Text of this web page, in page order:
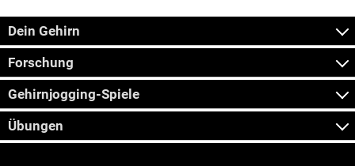
Dein Gehirn
Forschung
Gehirnjogging-Spiele
Übungen